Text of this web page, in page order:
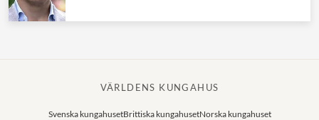
VÄRLDENS KUNGAHUS
Svenska kungahusetBrittiska kungahusetNorska kungahuset